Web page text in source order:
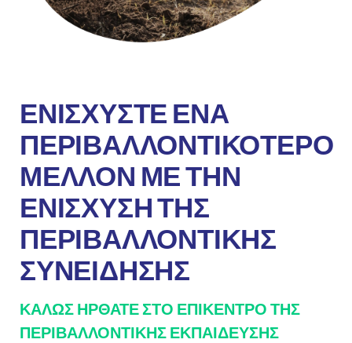
ΕΝΙΣΧΎΣΤΕ ΕΝΑ
ΠΕΡΙΒΑΛΛΟΝΤΙΚΟΤΕΡΟ
ΜΕΛΛΟΝ ΜΕ ΤΗΝ
ΕΝΊΣΧΥΣΗ ΤΗΣ
ΠΕΡΙΒΑΛΛΟΝΤΙΚΉΣ
ΣΥΝΕΊΔΗΣΗΣ
ΚΑΛΏΣ ΉΡΘΑΤΕ ΣΤΟ ΕΠΊΚΕΝΤΡΟ ΤΗΣ
ΠΕΡΙΒΑΛΛΟΝΤΙΚΉΣ ΕΚΠΑΊΔΕΥΣΗΣ